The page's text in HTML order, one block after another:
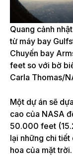
Quang cảnh
từ máy bay
Chuyến bay
feet so với bờ
Carla Thomas/
Một dự án sẽ
cao của NASA
50.000 feet
lại những chi
hoa của mặt